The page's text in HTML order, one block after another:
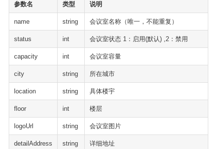
参数名 类型 说明
name string 会议室名称（唯一，不能重复）
status int 会议室状态 1：启用(默认) ,2：禁用
capacity int 会议室容量
city string 所在城市
location string 具体楼宇
floor int 楼层
logoUrl string 会议室图片
detailAddress string 详细地址